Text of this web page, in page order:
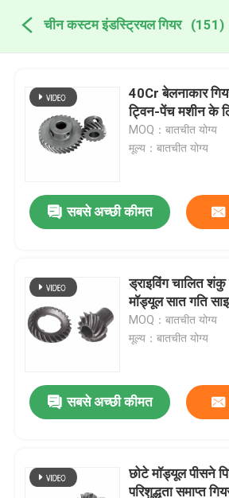
चीन कस्टम इंडस्ट्रियल गियर (151)
40Cr बेलनाकार
ट्विन-पेंच मशीन के
MOQ：बातचीत योग्य
मूल्य：बातचीत योग्य
सबसे अच्छी कीमत
ड्राइविंग चालित
मॉड्यूल सात गति
MOQ：बातचीत योग्य
मूल्य：बातचीत योग्य
सबसे अच्छी कीमत
छोटे मॉड्यूल पीसने
परिशुद्धता समाप्त